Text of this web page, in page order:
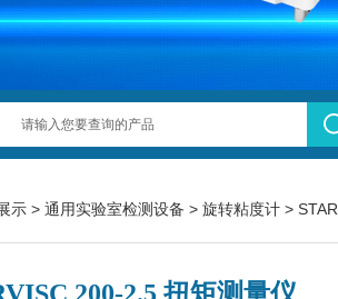
示 > 通用实验室检测设备 > 旋转粘度计 > STARVISC 200-2.5 扭矩测量仪